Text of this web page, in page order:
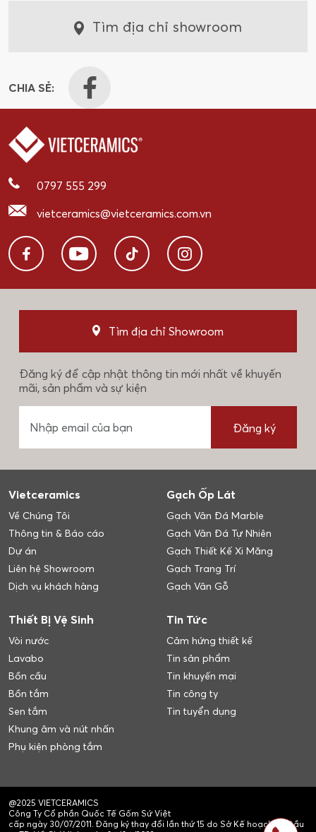
Tìm địa chỉ showroom
CHIA SẺ:
0797 555 299
vietceramics@vietceramics.com.vn
Tìm địa chỉ Showroom
Đăng ký để cập nhật thông tin mới nhất về khuyến
mãi, sản phẩm và sự kiện
Đăng ký
Vietceramics
Về Chúng Tôi
Thông tin & Báo cáo
Dự án
Liên hệ Showroom
Dịch vụ khách hàng
Gạch Ốp Lát
Gạch Vân Đá Marble
Gạch Vân Đá Tự Nhiên
Gạch Thiết Kế Xi Măng
Gạch Trang Trí
Gạch Vân Gỗ
Thiết Bị Vệ Sinh
Vòi nước
Lavabo
Bồn cầu
Bồn tắm
Sen tắm
Khung âm và nút nhấn
Phụ kiện phòng tắm
Tin Tức
Cảm hứng thiết kế
Tin sản phẩm
Tin khuyến mại
Tin công ty
Tin tuyển dụng
@2025 VIETCERAMICS
Công Ty Cổ phần Quốc Tế Gốm Sứ Việt
cấp ngày 30/07/2011. Đăng ký thay đổi lần thứ 15 do Sở Kế hoạch và Đầu